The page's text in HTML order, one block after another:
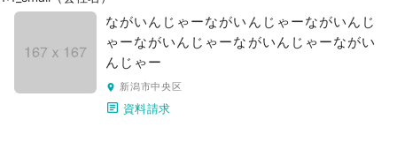
ながいんじゃーながいんじゃーながいんじ
ゃーながいんじゃーながいんじゃーながい
んじゃー
新潟市中央区
資料請求